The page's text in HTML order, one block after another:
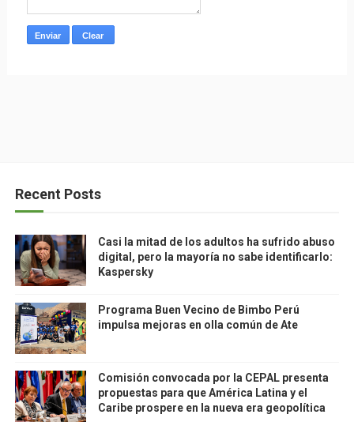
Recent Posts
Casi la mitad de los adultos ha sufrido abuso
digital, pero la mayoría no sabe identificarlo:
Kaspersky
Programa Buen Vecino de Bimbo Perú
impulsa mejoras en olla común de Ate
Comisión convocada por la CEPAL presenta
propuestas para que América Latina y el
Caribe prospere en la nueva era geopolítica